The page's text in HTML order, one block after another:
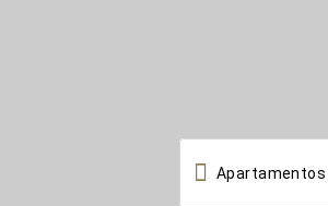
